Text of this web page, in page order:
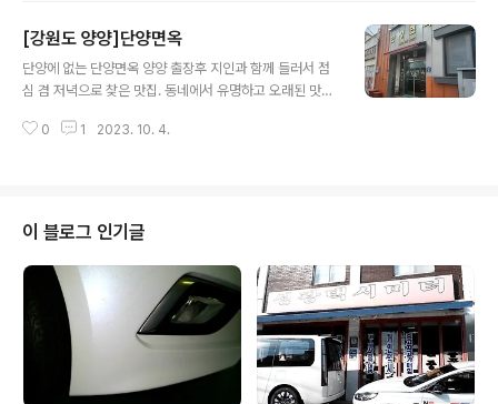
족 4, 보통 3, 미흡 2, 매우미흡 1 ( 지극히 개인적인 사견
입니다. 참고만 하시기 바랍니다. ) 2023-07-06
[강원도 양양]단양면옥
단양에 없는 단양면옥 양양 출장후 지인과 함께 들러서 점
심 겸 저녁으로 찾은 맛집. 동네에서 유명하고 오래된 맛집
용하시라 부탁드립니다. 숙성된 가자미회에 비빔막국수 거
다. 참고만 하시기 바랍니다. ) 2023-07-06
0 1 2023. 10. 4.
이 블로그 인기글